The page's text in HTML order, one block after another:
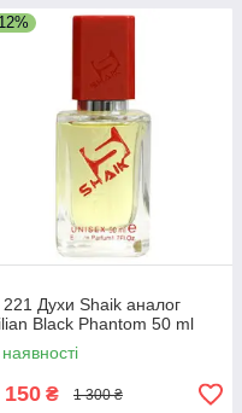
221 Духи Shaik аналог
Black Phantom 50 ml
150 ₴ 1 300 ₴